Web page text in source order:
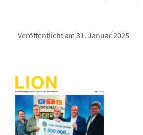
Veröffentlicht am 31. Januar 2025